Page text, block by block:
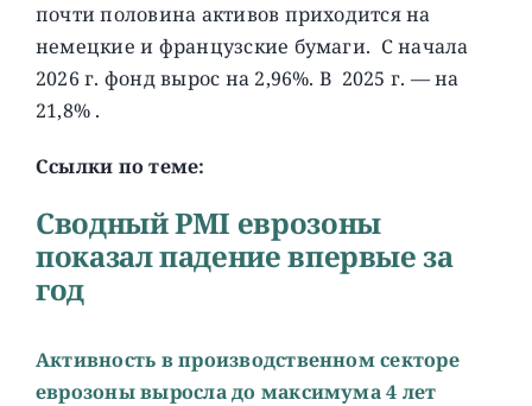
почти половина активов приходится на
немецкие и французские бумаги. C начала
2026 г. фонд вырос на 2,96%. В 2025 г. — на
21,8% .
Ссылки по теме:
Cводный PMI еврозоны
показал падение впервые за
год
Активность в производственном секторе
еврозоны выросла до максимума 4 лет